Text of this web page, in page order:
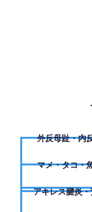
外反母趾・内
マメ・タコ・
アキレス腱炎